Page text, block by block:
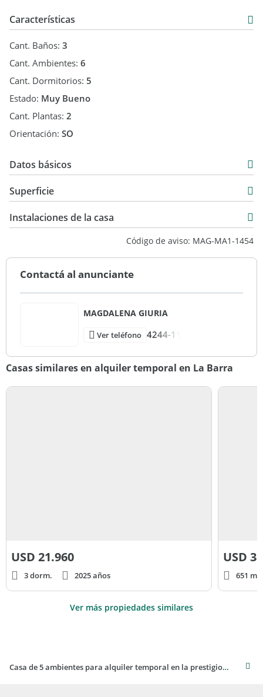
Características
Cant. Baños: 3
Cant. Ambientes: 6
Cant. Dormitorios: 5
Estado: Muy Bueno
Cant. Plantas: 2
Orientación: SO
Datos básicos
USD 30.000
Superficie
1.243 m2
1.243 m2
Instalaciones de la casa
Código de aviso: MAG-MA1-1454
Contactá al anunciante
MAGDALENA GIURIA
Ver teléfono 4244-11
Casas similares en alquiler temporal en La Barra
USD 21.960
3 dorm. 2025 años
USD
651
Ver más propiedades similares
Casa de 5 ambientes para alquiler temporal en la prestigiosa La Barra, Punta del Este